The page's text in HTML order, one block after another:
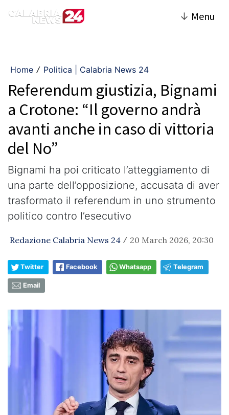
↓ Menu
Home / Politica | Calabria News 24
Referendum giustizia, Bignami
a Crotone: “Il governo andrà
avanti anche in caso di vittoria
del No”
Bignami ha poi criticato l’atteggiamento di
una parte dell’opposizione, accusata di aver
trasformato il referendum in uno strumento
politico contro l’esecutivo
Redazione Calabria News 24 / 20 March 2026, 20:30
Twitter Facebook Whatsapp Telegram
Email